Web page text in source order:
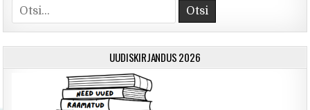
Otsi
UUDISKIRJANDUS 2026